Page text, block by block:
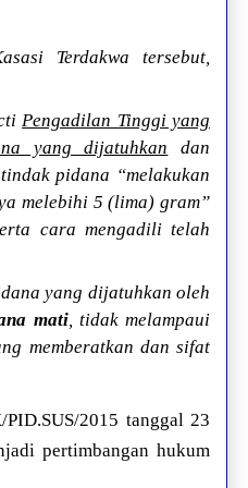
Terdakwa tersebut,
Pengadilan Tinggi yang
yang dijatuhkan dan
pidana “melakukan
melebihi 5 (lima) gram”
cara mengadili telah
yang dijatuhkan oleh
mati, tidak melampaui
memberatkan dan sifat
2015 tanggal 23
pertimbangan hukum